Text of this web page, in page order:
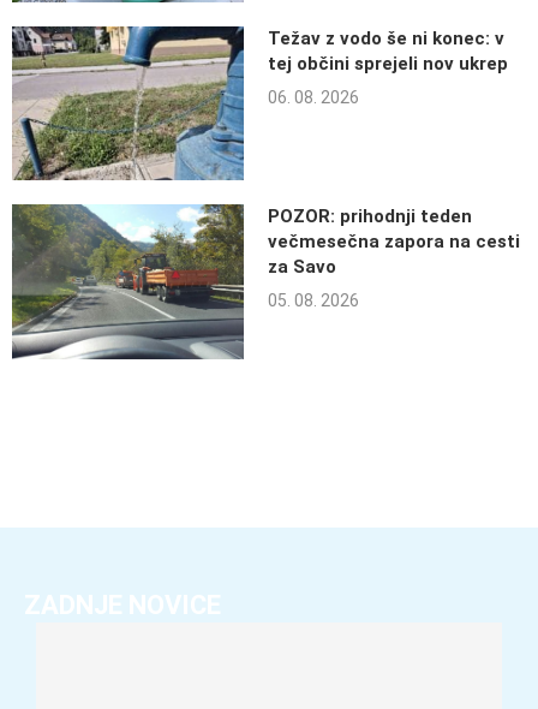
Težav z vodo še ni konec: v
tej občini sprejeli nov ukrep
06. 08. 2026
POZOR: prihodnji teden
večmesečna zapora na cesti
za Savo
05. 08. 2026
ZADNJE NOVICE